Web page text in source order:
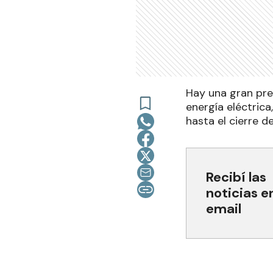
Hay una gran
energía
hasta el cierre
Recibí las
noticias
email